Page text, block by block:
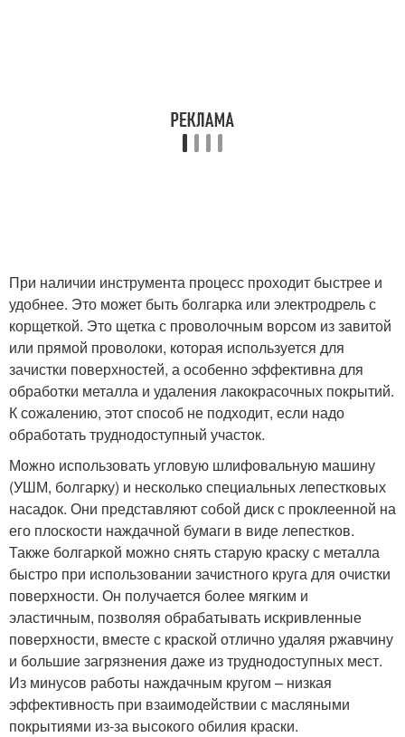
При наличии инструмента процесс проходит быстрее и
удобнее. Это может быть болгарка или электродрель с
корщеткой. Это щетка с проволочным ворсом из завитой
или прямой проволоки, которая используется для
зачистки поверхностей, а особенно эффективна для
обработки металла и удаления лакокрасочных покрытий.
К сожалению, этот способ не подходит, если надо
обработать труднодоступный участок.
Можно использовать угловую шлифовальную машину
(УШМ, болгарку) и несколько специальных лепестковых
насадок. Они представляют собой диск с проклеенной на
его плоскости наждачной бумаги в виде лепестков.
Также болгаркой можно снять старую краску с металла
быстро при использовании зачистного круга для очистки
поверхности. Он получается более мягким и
эластичным, позволяя обрабатывать искривленные
поверхности, вместе с краской отлично удаляя ржавчину
и большие загрязнения даже из труднодоступных мест.
Из минусов работы наждачным кругом – низкая
эффективность при взаимодействии с масляными
покрытиями из-за высокого обилия краски.